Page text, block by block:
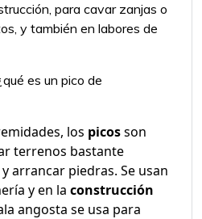
para cavar zanjas o
y también en labores de
es un pico de
los picosson
terrenos bastante
arrancar piedras. Se usan
y en la construcción
angosta se usa para